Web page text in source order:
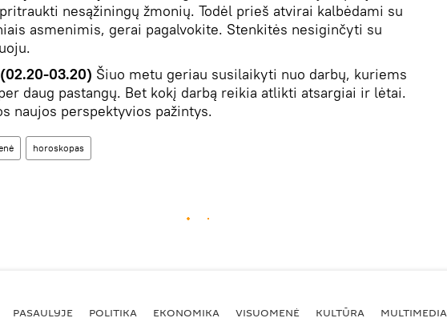
nesąžiningų žmonių. Todėl prieš atvirai kalbėdami su
asmenimis, gerai pagalvokite. Stenkitės nesiginčyti su
03.20) Šiuo metu geriau susilaikyti nuo darbų, kuriems
daug pastangų. Bet kokį darbą reikia atlikti atsargiai ir lėtai.
naujos perspektyvios pažintys.
horoskopas
PASAULYJE POLITIKA EKONOMIKA VISUOMENĖ KULTŪRA MULTIMEDIA